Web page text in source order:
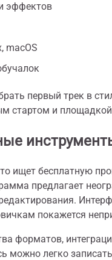
эффектов
macOS
первый трек в
стартом и
ищет бесплатную
предлагает
покажется
форматов,
можно легко